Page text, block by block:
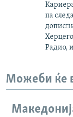
па
Радио,
Можеби ќе